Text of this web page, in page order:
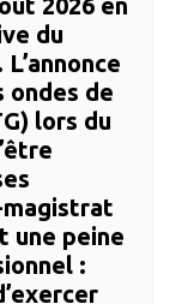
2026 en
du
ondes de
lors du
une peine
: